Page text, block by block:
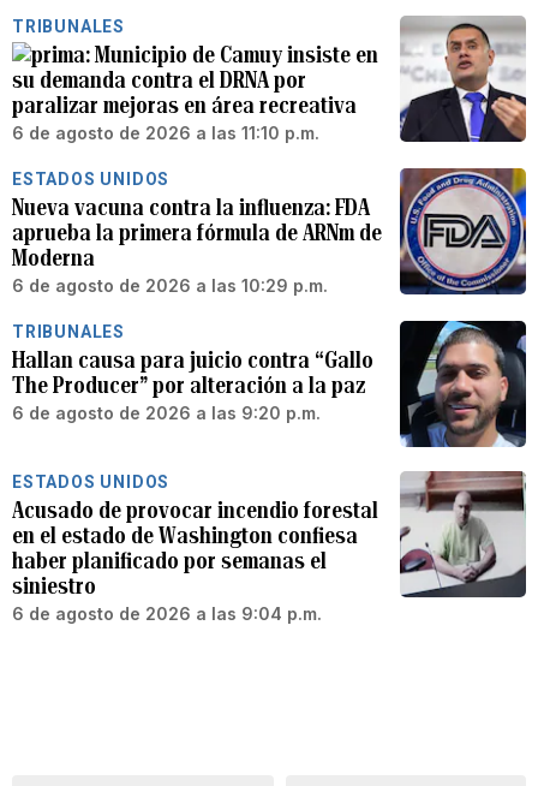
TRIBUNALES
Municipio de Camuy insiste en
su demanda contra el DRNA por
paralizar mejoras en área recreativa
6 de agosto de 2026 a las 11:10 p.m.
ESTADOS UNIDOS
Nueva vacuna contra la influenza: FDA
aprueba la primera fórmula de ARNm de
Moderna
6 de agosto de 2026 a las 10:29 p.m.
TRIBUNALES
Hallan causa para juicio contra “Gallo
The Producer” por alteración a la paz
6 de agosto de 2026 a las 9:20 p.m.
ESTADOS UNIDOS
Acusado de provocar incendio forestal
en el estado de Washington confiesa
haber planificado por semanas el
siniestro
6 de agosto de 2026 a las 9:04 p.m.